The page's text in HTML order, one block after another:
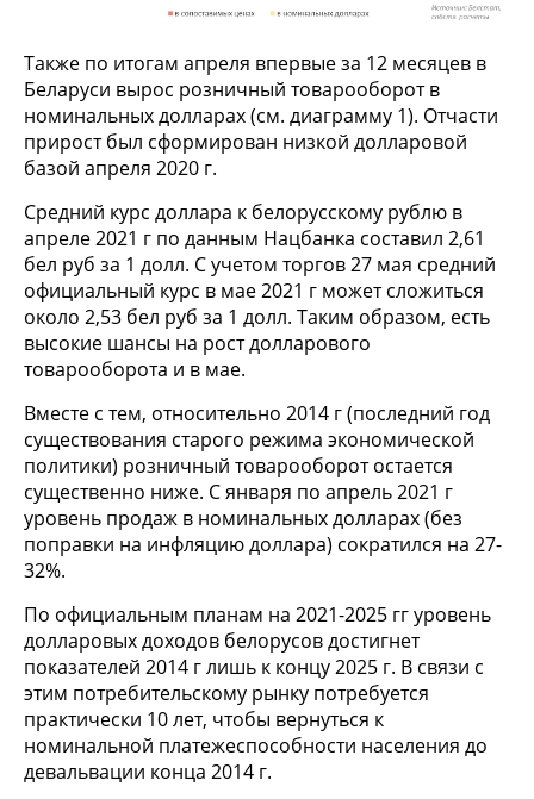
Также по итогам апреля впервые за 12 месяцев в
Беларуси вырос розничный товарооборот в
номинальных долларах (см. диаграмму 1). Отчасти
прирост был сформирован низкой долларовой
базой апреля 2020 г.
Средний курс доллара к белорусскому рублю в
апреле 2021 г по данным Нацбанка составил 2,61
бел руб за 1 долл. С учетом торгов 27 мая средний
официальный курс в мае 2021 г может сложиться
около 2,53 бел руб за 1 долл. Таким образом, есть
высокие шансы на рост долларового
товарооборота и в мае.
Вместе с тем, относительно 2014 г (последний год
существования старого режима экономической
политики) розничный товарооборот остается
существенно ниже. С января по апрель 2021 г
уровень продаж в номинальных долларах (без
поправки на инфляцию доллара) сократился на 27-
32%.
По официальным планам на 2021-2025 гг уровень
долларовых доходов белорусов достигнет
показателей 2014 г лишь к концу 2025 г. В связи с
этим потребительскому рынку потребуется
практически 10 лет, чтобы вернуться к
номинальной платежеспособности населения до
девальвации конца 2014 г.